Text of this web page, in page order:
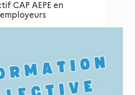
CAP AEPE en